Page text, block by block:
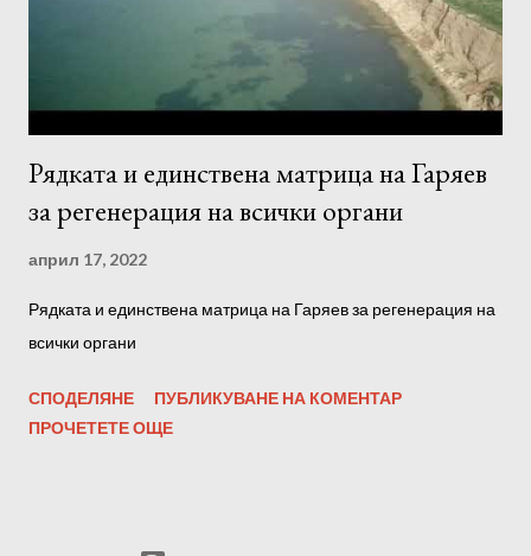
висока. 3. Прослушването за предпочитане трябва да става с
качествени слушалки или тонколони. 4. Настройте се на
програмата, преди да я слушате, отпу...
Рядката и единствена матрица на Гаряев
за регенерация на всички органи
април 17, 2022
Рядката и единствена матрица на Гаряев за регенерация на
всички органи
СПОДЕЛЯНЕ
ПУБЛИКУВАНЕ НА КОМЕНТАР
ПРОЧЕТЕТЕ ОЩЕ